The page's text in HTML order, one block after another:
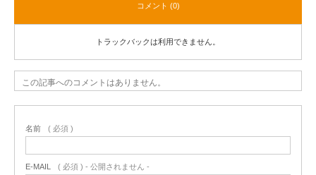
コメント (0)
トラックバックは利用できません。
この記事へのコメントはありません。
名前 ( 必須 )
E-MAIL ( 必須 ) - 公開されません -